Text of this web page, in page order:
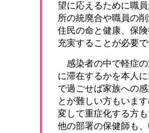
望に応えるために職
所の統廃合や職員の
住民の命と健康、保
充実することが必要で
感染者の中で軽症
に滞在するかを本人
で過ごせば家族への
とが難しい方もいま
変して重症化する方
他の部署の保健師も